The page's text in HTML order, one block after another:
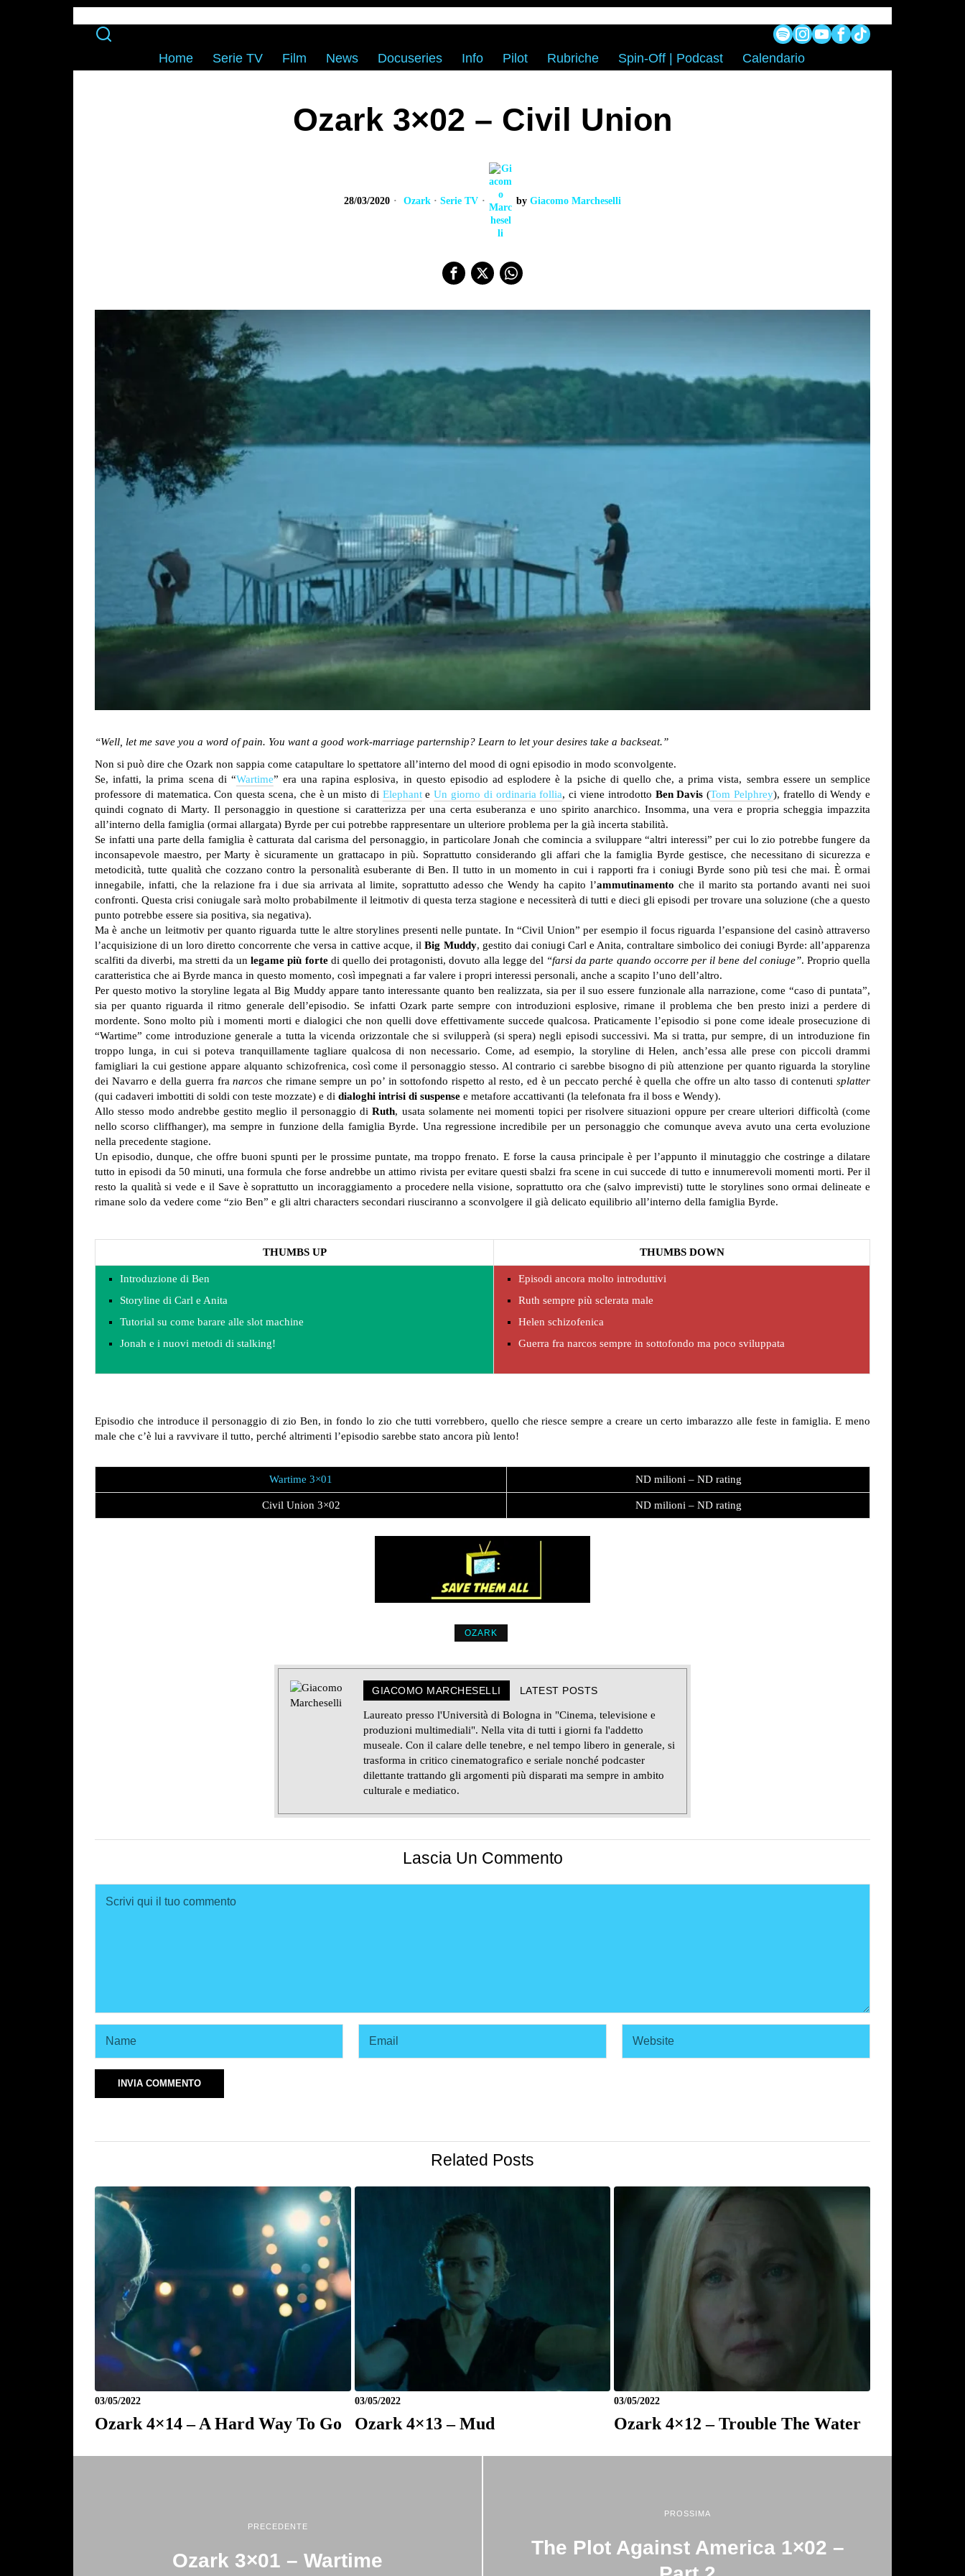
Home Serie TV Film News Docuseries Info Pilot Rubriche Spin-Off | Podcast Calendario
Ozark 3×02 – Civil Union
28/03/2020 Ozark · Serie TV by Giacomo Marcheselli
“Well, let me save you a word of pain. You want a good work-marriage parternship? Learn to let your desires take a backseat.”
Non si può dire che Ozark non sappia come catapultare lo spettatore all’interno del mood di ogni episodio in modo sconvolgente.
Se, infatti, la prima scena di “Wartime” era una rapina esplosiva, in questo episodio ad esplodere è la psiche di quello che, a prima vista, sembra essere un semplice
professore di matematica. Con questa scena, che è un misto di ElephanteUn giorno di ordinaria follia, ci viene introdotto Ben Davis (Tom Pelphrey), fratello di Wendy e
quindi cognato di Marty. Il personaggio in questione si caratterizza per una certa esuberanza e uno spirito anarchico. Insomma, una vera e propria scheggia impazzita
all’interno della famiglia (ormai allargata) Byrde per cui potrebbe rappresentare un ulteriore problema per la già incerta stabilità.
Se infatti una parte della famiglia è catturata dal carisma del personaggio, in particolare Jonah che comincia a sviluppare “altri interessi” per cui lo zio potrebbe fungere da
inconsapevole maestro, per Marty è sicuramente un grattacapo in più. Soprattutto considerando gli affari che la famiglia Byrde gestisce, che necessitano di sicurezza e
metodicità, tutte qualità che cozzano contro la personalità esuberante di Ben. Il tutto in un momento in cui i rapporti fra i coniugi Byrde sono più tesi che mai. È ormai
innegabile, infatti, che la relazione fra i due sia arrivata al limite, soprattutto adesso che Wendy ha capito l’ammutinamento che il marito sta portando avanti nei suoi
confronti. Questa crisi coniugale sarà molto probabilmente il leitmotiv di questa terza stagione e necessiterà di tutti e dieci gli episodi per trovare una soluzione (che a questo
punto potrebbe essere sia positiva, sia negativa).
Ma è anche un leitmotiv per quanto riguarda tutte le altre storylines presenti nelle puntate. In “Civil Union” per esempio il focus riguarda l’espansione del casinò attraverso
l’acquisizione di un loro diretto concorrente che versa in cattive acque, ilBig Muddy, gestito dai coniugi Carl e Anita, contraltare simbolico dei coniugi Byrde: all’apparenza
scalfiti da diverbi, ma stretti da unlegame più fortedi quello dei protagonisti, dovuto alla legge del “farsi da parte quando occorre per il bene del coniuge”. Proprio quella
caratteristica che ai Byrde manca in questo momento, così impegnati a far valere i propri interessi personali, anche a scapito l’uno dell’altro.
Per questo motivo la storyline legata al Big Muddy appare tanto interessante quanto ben realizzata, sia per il suo essere funzionale alla narrazione, come “caso di puntata”,
sia per quanto riguarda il ritmo generale dell’episodio. Se infatti Ozark parte sempre con introduzioni esplosive, rimane il problema che ben presto inizi a perdere di
mordente. Sono molto più i momenti morti e dialogici che non quelli dove effettivamente succede qualcosa. Praticamente l’episodio si pone come ideale prosecuzione di
“Wartime” come introduzione generale a tutta la vicenda orizzontale che si svilupperà (si spera) negli episodi successivi. Ma si tratta, pur sempre, di un introduzione fin
troppo lunga, in cui si poteva tranquillamente tagliare qualcosa di non necessario. Come, ad esempio, la storyline di Helen, anch’essa alle prese con piccoli drammi
famigliari la cui gestione appare alquanto schizofrenica, così come il personaggio stesso. Al contrario ci sarebbe bisogno di più attenzione per quanto riguarda la storyline
dei Navarro e della guerra franarcos che rimane sempre un po’ in sottofondo rispetto al resto, ed è un peccato perché è quella che offre un alto tasso di contenutisplatter
(qui cadaveri imbottiti di soldi con teste mozzate) e di dialoghi intrisi di suspense e metafore accattivanti (la telefonata fra il boss e Wendy).
Allo stesso modo andrebbe gestito meglio il personaggio diRuth, usata solamente nei momenti topici per risolvere situazioni oppure per creare ulteriori difficoltà (come
nello scorso cliffhanger), ma sempre in funzione della famiglia Byrde. Una regressione incredibile per un personaggio che comunque aveva avuto una certa evoluzione
nella precedente stagione.
Un episodio, dunque, che offre buoni spunti per le prossime puntate, ma troppo frenato. E forse la causa principale è per l’appunto il minutaggio che costringe a dilatare
tutto in episodi da 50 minuti, una formula che forse andrebbe un attimo rivista per evitare questi sbalzi fra scene in cui succede di tutto e innumerevoli momenti morti. Per il
resto la qualità si vede e il Save è soprattutto un incoraggiamento a procedere nella visione, soprattutto ora che (salvo imprevisti) tutte le storylines sono ormai delineate e
rimane solo da vedere come “zio Ben” e gli altri characters secondari riusciranno a sconvolgere il già delicato equilibrio all’interno della famiglia Byrde.
THUMBS UP THUMBS DOWN
Introduzione di Ben
Storyline di Carl e Anita
Tutorial su come barare alle slot machine
Jonah e i nuovi metodi di stalking!
Episodi ancora molto introduttivi
Ruth sempre più sclerata male
Helen schizofenica
Guerra fra narcos sempre in sottofondo ma poco sviluppata
Episodio che introduce il personaggio di zio Ben, in fondo lo zio che tutti vorrebbero, quello che riesce sempre a creare un certo imbarazzo alle feste in famiglia. E meno
male che c’è lui a ravvivare il tutto, perché altrimenti l’episodio sarebbe stato ancora più lento!
Wartime 3×01 ND milioni – ND rating
Civil Union 3×02 ND milioni – ND rating
OZARK
GIACOMO MARCHESELLI LATEST POSTS
Laureato presso l'Università di Bologna in "Cinema, televisione e
produzioni multimediali". Nella vita di tutti i giorni fa l'addetto
museale. Con il calare delle tenebre, e nel tempo libero in generale, si
trasforma in critico cinematografico e seriale nonché podcaster
dilettante trattando gli argomenti più disparati ma sempre in ambito
culturale e mediatico.
Lascia Un Commento
Related Posts
03/05/2022
Ozark 4×14 – A Hard Way To Go
03/05/2022
Ozark 4×13 – Mud
03/05/2022
Ozark 4×12 – Trouble The Water
PRECEDENTE
Ozark 3×01 – Wartime
PROSSIMA
The Plot Against America 1×02 –